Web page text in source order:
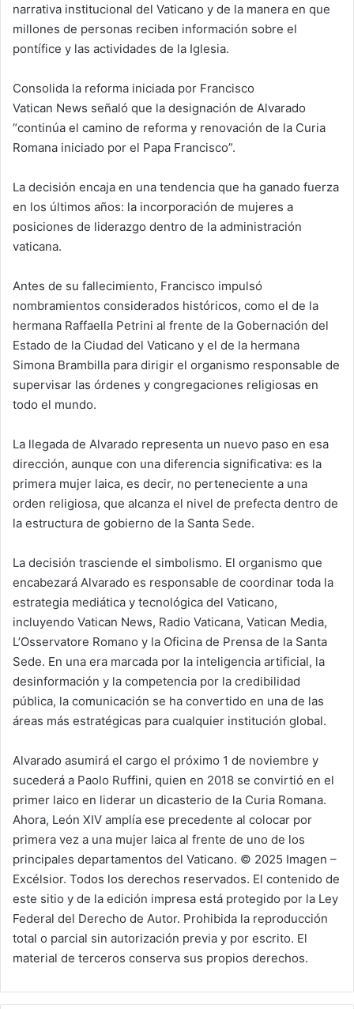
narrativa institucional del Vaticano y de la manera en que
millones de personas reciben información sobre el
pontífice y las actividades de la Iglesia.
Consolida la reforma iniciada por Francisco
Vatican News señaló que la designación de Alvarado
“continúa el camino de reforma y renovación de la Curia
Romana iniciado por el Papa Francisco”.
La decisión encaja en una tendencia que ha ganado fuerza
en los últimos años: la incorporación de mujeres a
posiciones de liderazgo dentro de la administración
vaticana.
Antes de su fallecimiento, Francisco impulsó
nombramientos considerados históricos, como el de la
hermana Raffaella Petrini al frente de la Gobernación del
Estado de la Ciudad del Vaticano y el de la hermana
Simona Brambilla para dirigir el organismo responsable de
supervisar las órdenes y congregaciones religiosas en
todo el mundo.
La llegada de Alvarado representa un nuevo paso en esa
dirección, aunque con una diferencia significativa: es la
primera mujer laica, es decir, no perteneciente a una
orden religiosa, que alcanza el nivel de prefecta dentro de
la estructura de gobierno de la Santa Sede.
La decisión trasciende el simbolismo. El organismo que
encabezará Alvarado es responsable de coordinar toda la
estrategia mediática y tecnológica del Vaticano,
incluyendo Vatican News, Radio Vaticana, Vatican Media,
L’Osservatore Romano y la Oficina de Prensa de la Santa
Sede. En una era marcada por la inteligencia artificial, la
desinformación y la competencia por la credibilidad
pública, la comunicación se ha convertido en una de las
áreas más estratégicas para cualquier institución global.
Alvarado asumirá el cargo el próximo 1 de noviembre y
sucederá a Paolo Ruffini, quien en 2018 se convirtió en el
primer laico en liderar un dicasterio de la Curia Romana.
Ahora, León XIV amplía ese precedente al colocar por
primera vez a una mujer laica al frente de uno de los
principales departamentos del Vaticano. © 2025 Imagen –
Excélsior. Todos los derechos reservados. El contenido de
este sitio y de la edición impresa está protegido por la Ley
Federal del Derecho de Autor. Prohibida la reproducción
total o parcial sin autorización previa y por escrito. El
material de terceros conserva sus propios derechos.